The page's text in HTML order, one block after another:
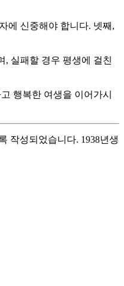
에 신중해야 합니다. 넷째,
, 실패할 경우 평생에 걸친
행복한 여생을 이어가시
작성되었습니다. 1938년생